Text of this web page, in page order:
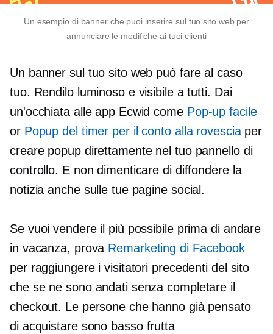
Un esempio di banner che puoi inserire sul tuo sito web per
annunciare le modifiche ai tuoi clienti
Un banner sul tuo sito web può fare al caso
tuo. Rendilo luminoso e visibile a tutti. Dai
un'occhiata alle app Ecwid come Pop-up facile
or Popup del timer per il conto alla rovesciaper
creare popup direttamente nel tuo pannello di
controllo. E non dimenticare di diffondere la
notizia anche sulle tue pagine social.
Se vuoi vendere il più possibile prima di andare
in vacanza, prova Remarketing di Facebook
per raggiungere i visitatori precedenti del sito
che se ne sono andati senza completare il
checkout. Le persone che hanno già pensato
di acquistare sono bassofrutta